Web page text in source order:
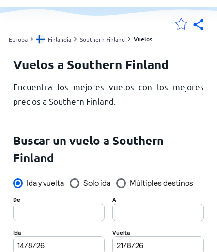
España
Argentina
Mis ubicaciones
Inicio
Europa Finlandia Southern Finland Vuelos
Vuelos a Southern Finland
Encuentra los mejores vuelos con los mejores
precios a Southern Finland.
Buscar un vuelo a Southern
Finland